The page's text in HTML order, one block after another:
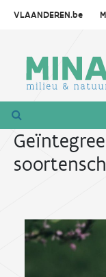
VLAANDEREN.be